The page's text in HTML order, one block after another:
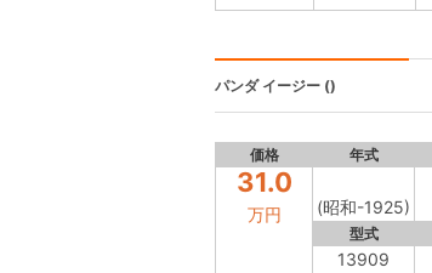
パンダイージー ()
価格 年式
31.0
万円 (昭和-1925)
型式
13909